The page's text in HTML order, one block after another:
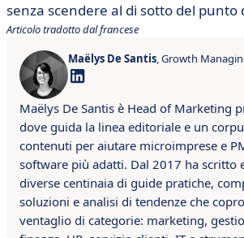
senza scendere al di sotto del punto
Articolo tradotto dal francese
Maëlys De Santis, Growth
Maëlys De Santis è Head of Marketing
dove guida la linea editoriale e un
contenuti per aiutare microimprese e
software più adatti. Dal 2017 ha scritto
diverse centinaia di guide pratiche,
soluzioni e analisi di tendenze che
ventaglio di categorie: marketing,